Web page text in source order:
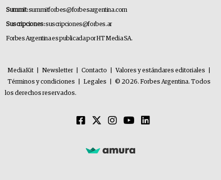
Summit:summitforbes@forbesargentina.com
Suscripciones:suscripciones@forbes.ar
Forbes Argentina es publicada por HT Media SA.
MediaKit Newsletter Contacto Valores y estándares editoriales
Términos y condiciones
Legales
© 2026. Forbes Argentina. Todos
los derechos reservados.